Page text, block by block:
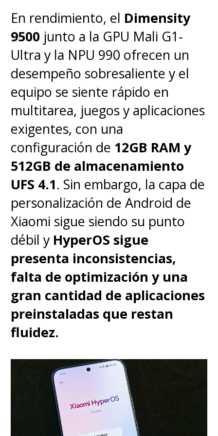
Un gran ejercicio es dar cuenta
de todos los actores y actrices,
muchos premiados y otros nada
de desconocidos, que vemos en
la película, muchos de los cuales
salen en una escena para luego
no volver a mostrarse.
Con un extraordinario trabajo
de diseño de sonido, donde
cada átomo suena y hasta el
movimiento más tenue hace
vibrar la sala, es una película
donde lo más importante
ocurre entre cuatro paredes
Las conversaciones aisladas del
público general, las salas de
reuniones, las salas de clases, los
laboratorios. La tensión en estas
escenas llega a ser sofocante,
En rendimiento, el Dimensity
9500 junto a la GPU Mali G1-
Ultra y la NPU 990 ofrecen un
desempeño sobresaliente y el
equipo se siente rápido en
multitarea, juegos y aplicaciones
exigentes, con una
configuración de 12GB RAM y
512GB de almacenamiento
UFS 4.1. Sin embargo, la capa de
personalización de Android de
Xiaomi sigue siendo su punto
débil y HyperOS sigue
presenta inconsistencias,
falta de optimización y una
gran cantidad de aplicaciones
preinstaladas que restan
fluidez.